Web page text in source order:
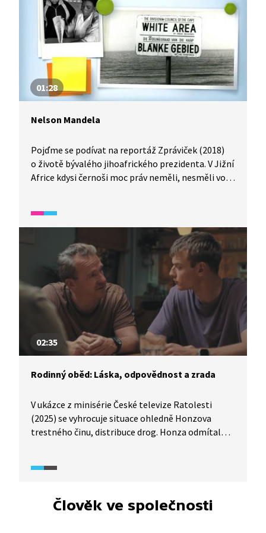
trestům se liší napříč generacemi i rodinnými
rolemi. V ČR je v náhradní rodinné péči cca 20 tisíc
dětí, z nich dvě třetiny v pěstounské péči, třetina
v dětských domovech.
01:28
Nelson Mandela
Pojďme se podívat na reportáž Zpráviček (2018)
o životě bývalého jihoafrického prezidenta. V Jižní
Africe kdysi černoši moc práv neměli, nesměli volit
vystudoval práva a snažil se tyto poměry změnit.
Bojoval za práva černochů, více než čtvrt století
strávil ve vězení a stal se prvním černošským
prezidentem.
02:35
Rodinný oběd: Láska, odpovědnost a zrada
V ukázce z minisérie České televize Ratolesti
(2025) se vyhrocuje situace ohledně Honzova
trestného činu, distribuce drog. Honza odmítal
narážejí na jeho absolutní neochotu převzít
na policii. Po jeho zatčení rodina prožívá silný
konflikt. Babička rodičům vyčítá zradu, podle ní
Člověk ve společnosti